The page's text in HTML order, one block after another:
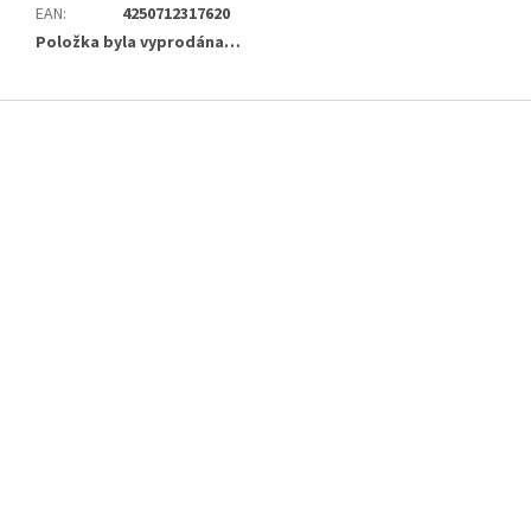
EAN:
4250712317620
Položka byla vyprodána…